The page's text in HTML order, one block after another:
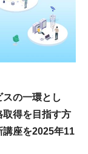
の一環とし
得を目指す方
講座を2025年11